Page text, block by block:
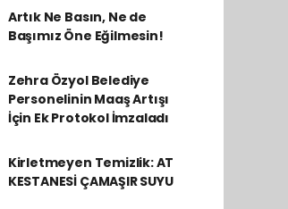
Artık Ne Basın, Ne de
Başımız Öne Eğilmesin!
Zehra Özyol Belediye
Personelinin Maaş Artışı
İçin Ek Protokol İmzaladı
Kirletmeyen Temizlik: AT
KESTANESİ ÇAMAŞIR SUYU